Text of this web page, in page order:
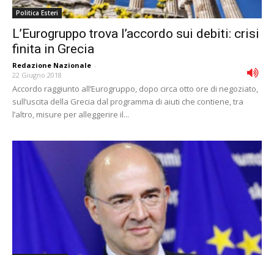
Politica Esteri
LʼEurogruppo trova lʼaccordo sui debiti: crisi
finita in Grecia
Redazione Nazionale -
22 Giugno 2018
Accordo raggiunto all’Eurogruppo, dopo circa otto ore di negoziato,
sull’uscita della Grecia dal programma di aiuti che contiene, tra
l’altro, misure per alleggerire il...